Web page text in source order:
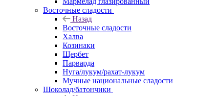
Восточные сладости
Назад
Восточные сладости
Халва
Козинаки
Щербет
Парварда
Нуга/лукум/рахат-лукум
Мучные национальные сладости
Шоколад/батончики